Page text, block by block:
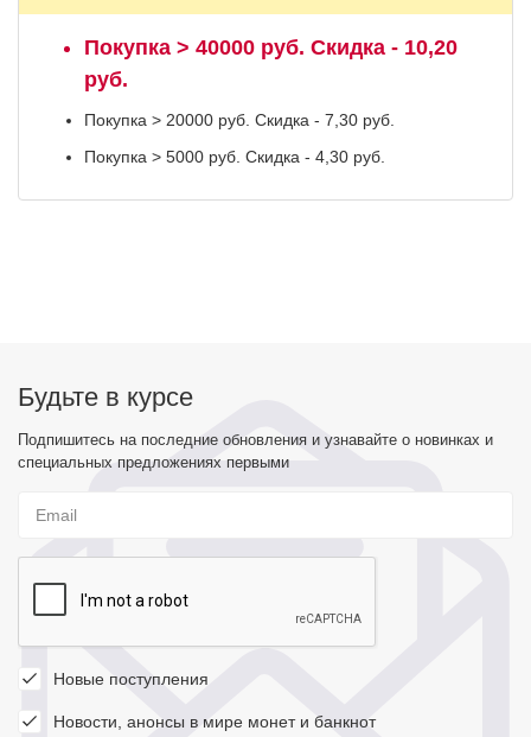
Покупка > 40000 руб. Скидка - 10,20
руб.
Покупка > 20000 руб. Скидка - 7,30 руб.
Покупка > 5000 руб. Скидка - 4,30 руб.
Будьте в курсе
Подпишитесь на последние обновления и узнавайте о новинках и
специальных предложениях первыми
Новые поступления
Новости, анонсы в мире монет и банкнот